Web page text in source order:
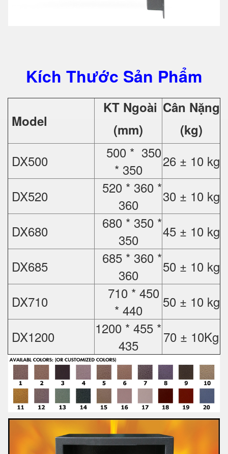
Kích Thước Sản Phẩm
Model
KT Ngoài
(mm)
Cân Nặng
(kg)
DX500
500 * 350
* 350
26 ± 10 kg
DX520
520 * 360 *
360
30 ± 10 kg
DX680
680 * 350 *
350
45 ± 10 kg
DX685
685 * 360 *
360
50 ± 10 kg
DX710
710 * 450
* 440
50 ± 10 kg
DX1200
1200 * 455 *
435
70 ± 10Kg